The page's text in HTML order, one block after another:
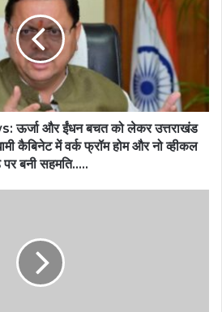
और ईंधन बचत को लेकर उत्तराखंड
कैबिनेट में वर्क फ्रॉम होम और नो व्हीकल
पर बनी सहमति…..